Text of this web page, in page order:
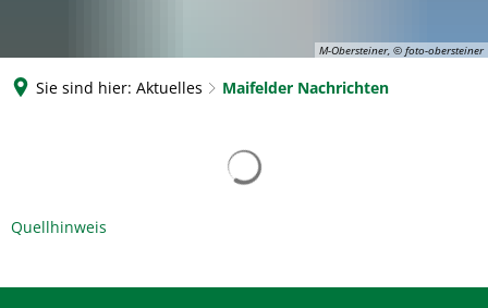
M-Obersteiner, © foto-obersteiner
Sie sind hier: Aktuelles Maifelder Nachrichten
Quellhinweis